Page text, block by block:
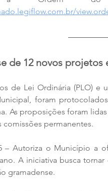
de 12 novos
de Lei Ordinária (PLO)
foram
As proposições foram
comissões permanentes.
– Autoriza o Município a
A iniciativa busca
gramadense.